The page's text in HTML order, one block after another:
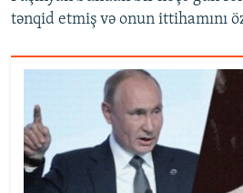
tənqid etmiş və onun ittihamını